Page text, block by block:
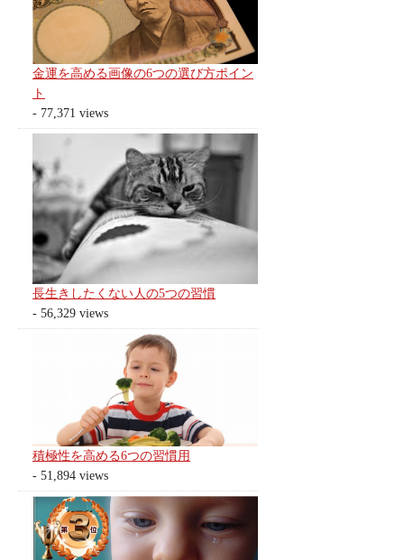
金運を高める画像の6つの選び方ポイン
ト
- 77,371 views
長生きしたくない人の5つの習慣
- 56,329 views
積極性を高める6つの習慣用
- 51,894 views